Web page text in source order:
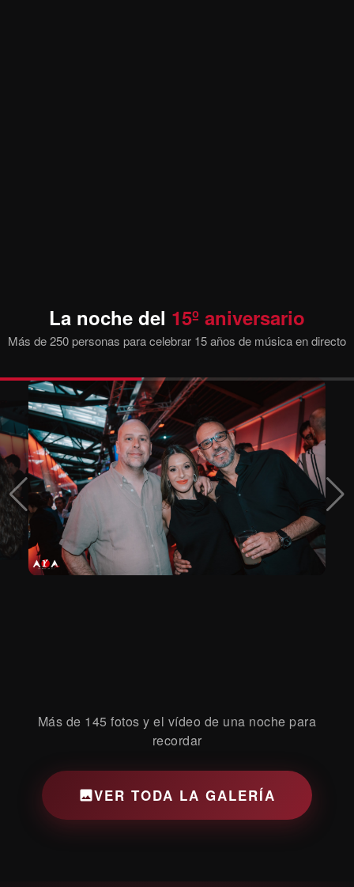
La noche del 15º aniversario
Más de 250 personas para celebrar 15 años de música en directo
Más de 145 fotos y el vídeo de una noche para
recordar
VER TODA LA GALERÍA